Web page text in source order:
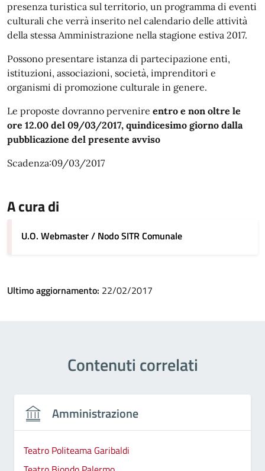
presenza turistica sul territorio, un programma di eventi
culturali che verrà inserito nel calendario delle attività
della stessa Amministrazione nella stagione estiva 2017.
Possono presentare istanza di partecipazione enti,
istituzioni, associazioni, società, imprenditori e
organismi di promozione culturale in genere.
Le proposte dovranno pervenire entro e non oltre le
ore 12.00 del 09/03/2017, quindicesimo giorno dalla
pubblicazione del presente avviso
Scadenza:09/03/2017
A cura di
U.O. Webmaster / Nodo SITR Comunale
Ultimo aggiornamento: 22/02/2017
Contenuti correlati
Amministrazione
Teatro Politeama Garibaldi